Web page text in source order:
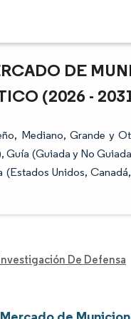
DE
(2026 -
Mediano, Grande y
(Guiada y No
Unidos,
De Defensa